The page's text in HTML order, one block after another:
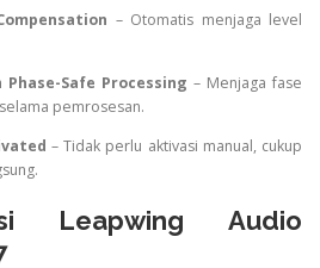
– Otomatis menjaga level
Safe Processing – Menjaga fase
pemrosesan.
– Tidak perlu aktivasi manual, cukup
Leapwing Audio